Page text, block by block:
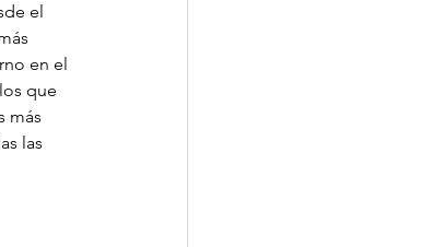
el
en el
que
más
las